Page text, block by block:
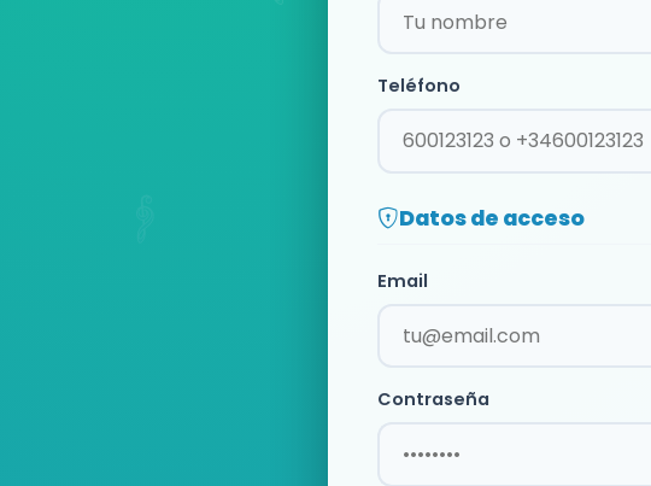
Teléfono
Datos de acceso
Email
Contraseña